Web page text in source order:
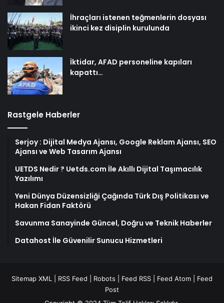
İhraçları istenen teğmenlerin dosyası
ikinci kez disiplin kurulunda
İktidar, AFAD personeline kapıları
kapattı…
Rastgele Haberler
Serjoy : Dijital Medya Ajansı, Google Reklam Ajansı, SEO
Ajansı ve Web Tasarım Ajansı
UETDS Nedir ? Uetds.com İle Akıllı Dijital Taşımacılık
Yazılımı
Yeni Dünya Düzensizliği Çağında Türk Dış Politikası ve
Hakan Fidan Faktörü
Savunma Sanayinde Güncel, Doğru ve Teknik Haberler
Datahost İle Güvenilir Sunucu Hizmetleri
Sitemap XML RSS Feed Robots Feed RSS Feed Atom
Feed
Post